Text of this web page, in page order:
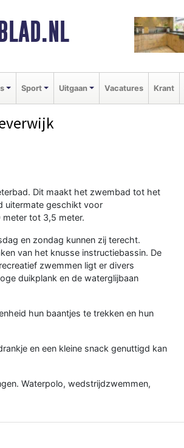
Sport Uitgaan Vacatures Krant
Dit maakt het zwembad tot het
uitermate geschikt voor
tot 3,5 meter.
en zondag kunnen zij terecht.
van het knusse instructiebassin. De
zwemmen ligt er divers
duikplank en de waterglijbaan
hun baantjes te trekken en hun
en een kleine snack genuttigd kan
Waterpolo, wedstrijdzwemmen,